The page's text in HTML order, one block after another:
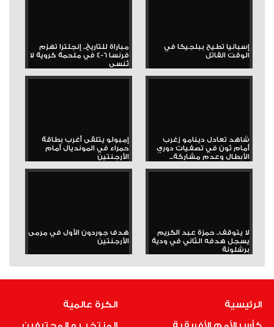
إسبانيا تطيح ببلجيكا في
الوقت القاتل
مباراة للتاريخ.. إنجلترا تهزم
فرنسا 6-4 في ملحمة كروية لا
تُنسى
شاهد تعادل دينامو زغرب
أمام ثون في تصفيات دوري
الأبطال وعدم مشاركة...
إمبولو يتلقى أغرب بطاقة
حمراء في المونديال أمام
الأرجنتين
لا يتوقف.. حمزة عبد الكريم
يسجل هدفه الثاني في ودية
برشلونة
هدف جوردون الأول في مرمى
الأرجنتين
الرئيسية
الكرة عالمية